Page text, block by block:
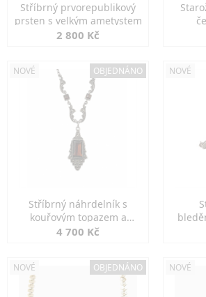
Stříbrný prvorepublikový
prsten s velkým ametystem
2 800 Kč
NOVÉ OBJEDNÁNO
Stříbrný náhrdelník s
kouřovým topazem a
markazity
4 700 Kč
NOVÉ
NOVÉ OBJEDNÁNO NOVÉ